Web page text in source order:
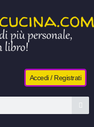
Accedi / Registrati